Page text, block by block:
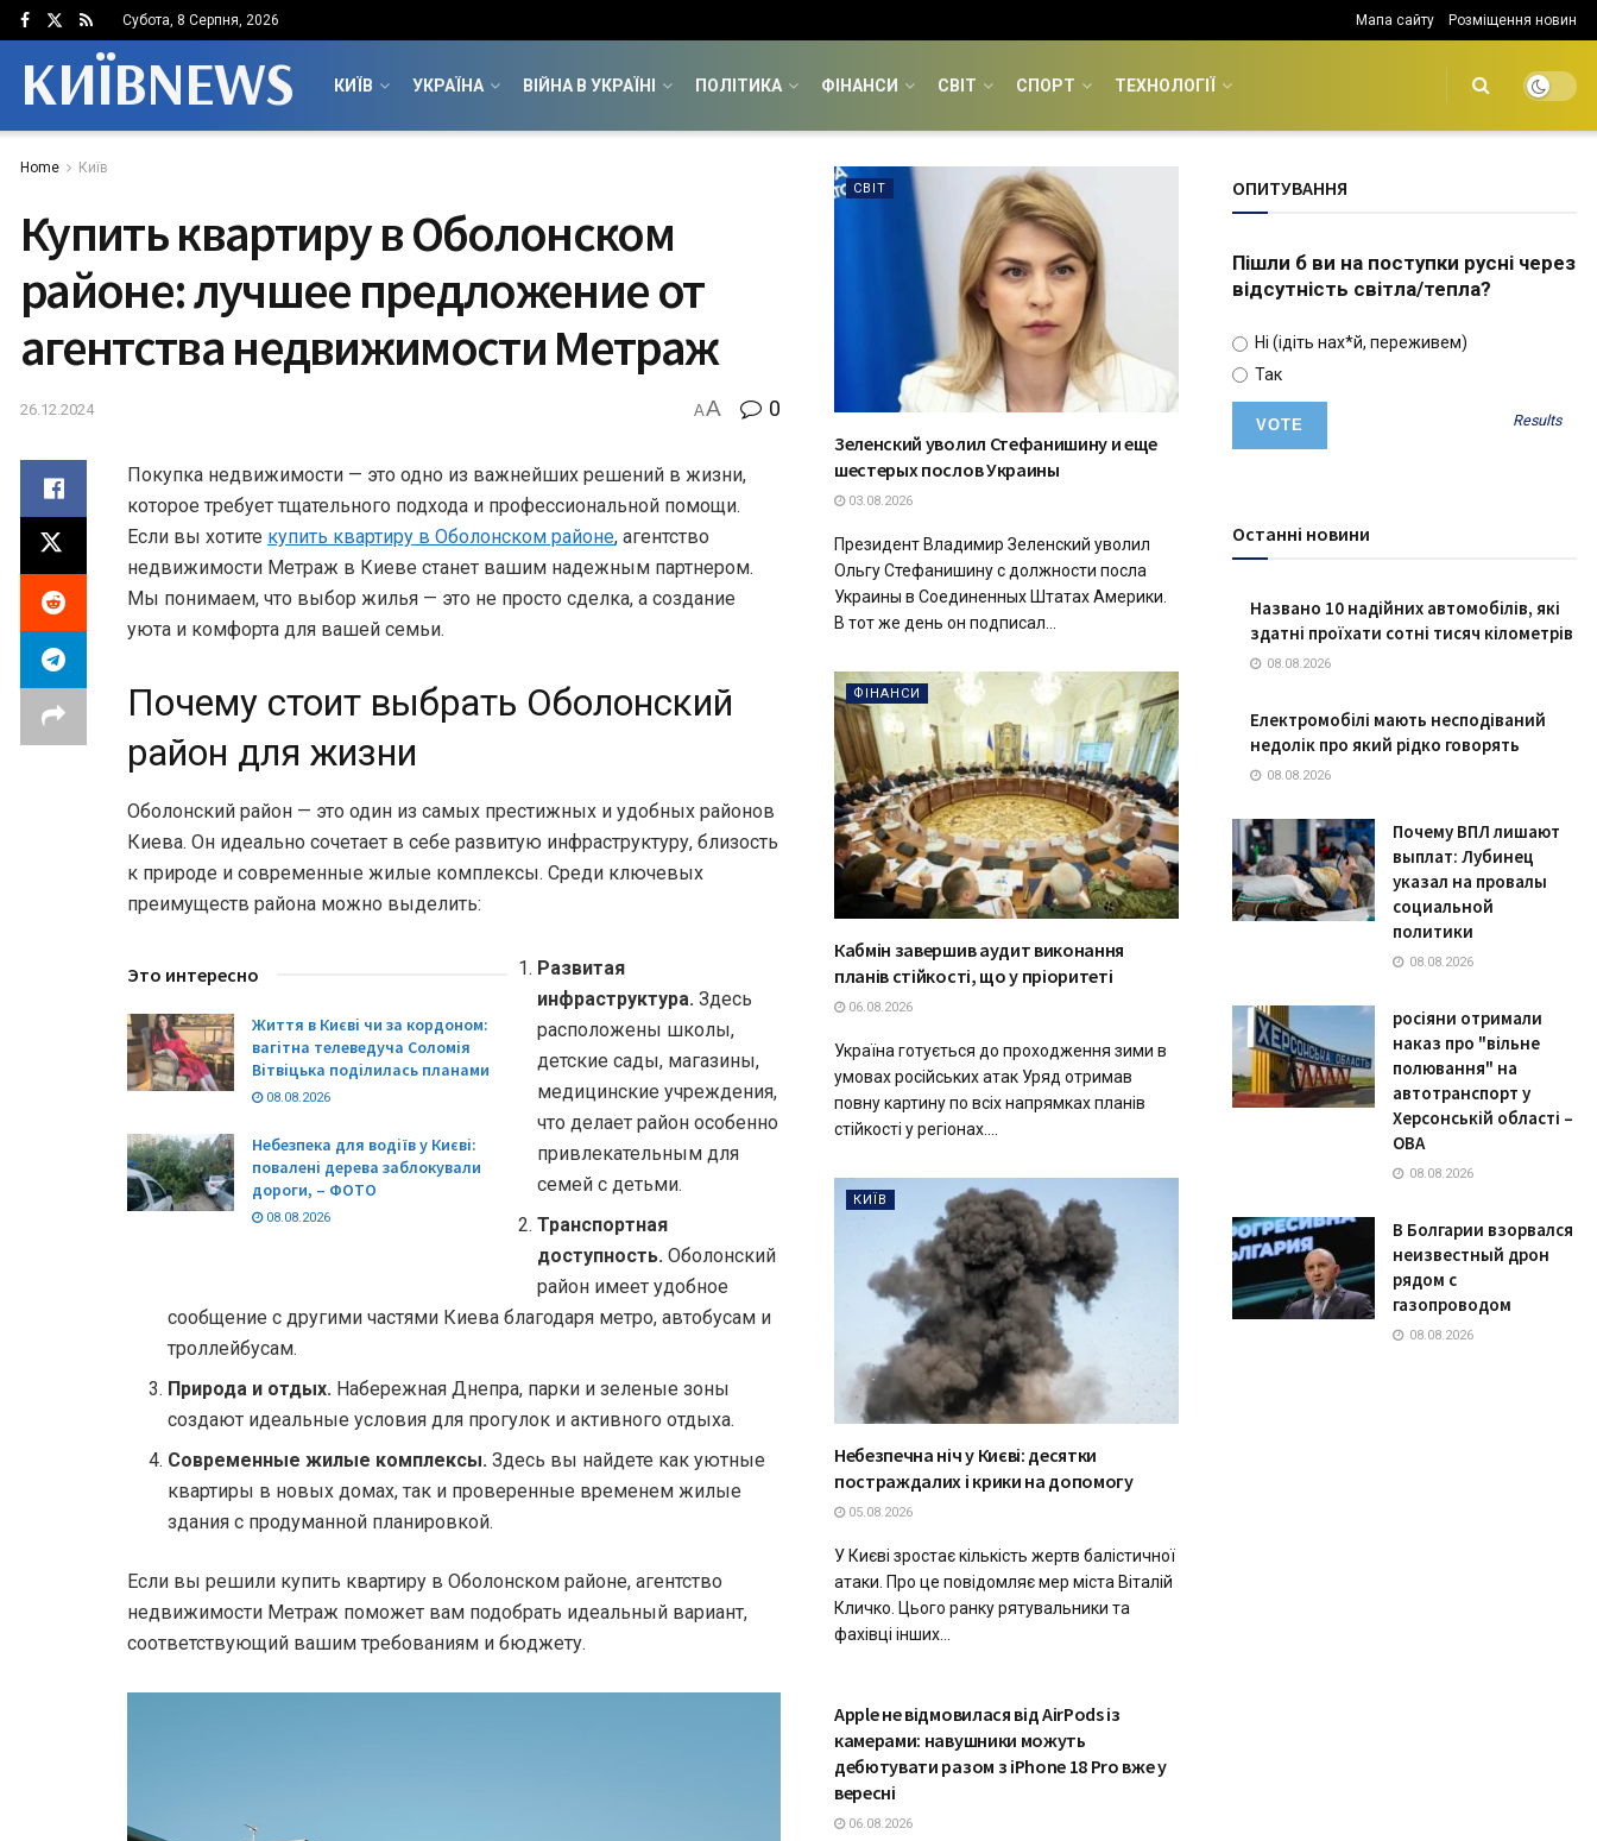
Субота, 8 Серпня, 2026 Мапа сайту Розміщення новин
КИЇВNEWS КИЇВ УКРАЇНА ВІЙНА В УКРАЇНІ ПОЛІТИКА ФІНАНСИ СВІТ СПОРТ ТЕХНОЛОГІЇ
Home Київ
Купить квартиру в Оболонском
районе: лучшее предложение от
агентства недвижимости Метраж
26.12.2024 AA 0
Покупка недвижимости — это одно из важнейших решений в жизни,
которое требует тщательного подхода и профессиональной помощи.
Если вы хотите купить квартиру в Оболонском районе, агентство
недвижимости Метраж в Киеве станет вашим надежным партнером.
Мы понимаем, что выбор жилья — это не просто сделка, а создание
уюта и комфорта для вашей семьи.
Почему стоит выбрать Оболонский
район для жизни
Оболонский район — это один из самых престижных и удобных районов
Киева. Он идеально сочетает в себе развитую инфраструктуру, близость
к природе и современные жилые комплексы. Среди ключевых
преимуществ района можно выделить:
Это интересно
Життя в Києві чи за кордоном:
вагітна телеведуча Соломія
Вітвіцька поділилась планами
08.08.2026
Небезпека для водіїв у Києві:
повалені дерева заблокували
дороги, – ФОТО
08.08.2026
Развитая
инфраструктура. Здесь
расположены школы,
детские сады, магазины,
медицинские учреждения,
что делает район особенно
привлекательным для
семей с детьми.
Транспортная
доступность. Оболонский
район имеет удобное
сообщение с другими частями Киева благодаря метро, автобусам и
троллейбусам.
Природа и отдых. Набережная Днепра, парки и зеленые зоны
создают идеальные условия для прогулок и активного отдыха.
Современные жилые комплексы. Здесь вы найдете как уютные
квартиры в новых домах, так и проверенные временем жилые
здания с продуманной планировкой.
Если вы решили купить квартиру в Оболонском районе, агентство
недвижимости Метраж поможет вам подобрать идеальный вариант,
соответствующий вашим требованиям и бюджету.
СВІТ
Зеленский уволил Стефанишину и еще
шестерых послов Украины
03.08.2026
Президент Владимир Зеленский уволил
Ольгу Стефанишину с должности посла
Украины в Соединенных Штатах Америки.
В тот же день он подписал...
ФІНАНСИ
Кабмін завершив аудит виконання
планів стійкості, що у пріоритеті
06.08.2026
Україна готується до проходження зими в
умовах російських атак Уряд отримав
повну картину по всіх напрямках планів
стійкості у регіонах....
КИЇВ
Небезпечна ніч у Києві: десятки
постраждалих і крики на допомогу
05.08.2026
У Києві зростає кількість жертв балістичної
атаки. Про це повідомляє мер міста Віталій
Кличко. Цього ранку рятувальники та
фахівці інших...
ТЕХНОЛОГІЇ
Apple не відмовилася від AirPods із
камерами: навушники можуть
дебютувати разом з iPhone 18 Pro вже у
вересні
06.08.2026
ОПИТУВАННЯ
Пішли б ви на поступки русні через
відсутність світла/тепла?
Ні (ідіть нах*й, переживем)
Так
Results
Останні новини
Названо 10 надійних автомобілів, які
здатні проїхати сотні тисяч кілометрів
08.08.2026
Електромобілі мають несподіваний
недолік про який рідко говорять
08.08.2026
Почему ВПЛ лишают
выплат: Лубинец
указал на провалы
социальной
политики
08.08.2026
росіяни отримали
наказ про "вільне
полювання" на
автотранспорт у
Херсонській області –
ОВА
08.08.2026
В Болгарии взорвался
неизвестный дрон
рядом с
газопроводом
08.08.2026